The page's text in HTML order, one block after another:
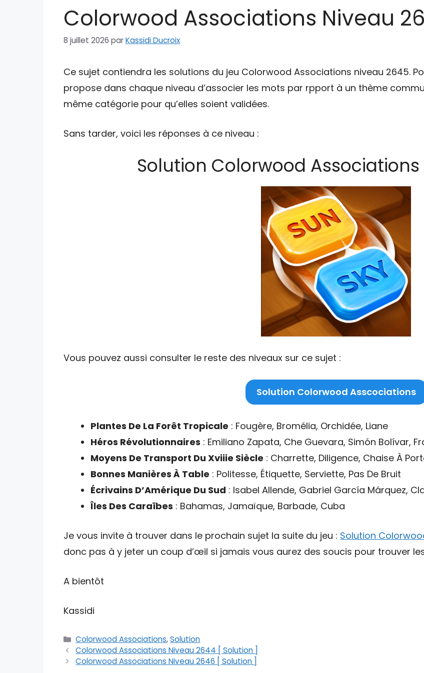
Colorwood Associations Niveau
8 juillet 2026 parKassidi Ducroix
Ce sujet contiendra les solutions du jeu Colorwood Associations niveau 2645.
propose dans chaque niveau d’associer les mots par rpport à un thème
même catégorie pour qu’elles soient validées.
Sans tarder, voici les réponses à ce niveau :
Solution Colorwood
Vous pouvez aussi consulter le reste des niveaux sur ce sujet :
Solution Colorwood Asscociations
Plantes De La Forêt Tropicale : Fougère, Bromélia, Orchidée, Liane
Héros Révolutionnaires : Emiliano Zapata, Che Guevara, Simón Bolívar,
Moyens De Transport Du Xviiie Siècle : Charrette, Diligence, Chaise À
Bonnes Manières À Table : Politesse, Étiquette, Serviette, Pas De Bruit
Écrivains D’Amérique Du Sud : Isabel Allende, Gabriel García Márquez,
Îles Des Caraïbes : Bahamas, Jamaïque, Barbade, Cuba
Je vous invite à trouver dans le prochain sujet la suite du jeu : Solution
donc pas à y jeter un coup d’œil si jamais vous aurez des soucis pour trouver
A bientôt
Kassidi
Catégories
Colorwood Associations,Solution
Colorwood Associations Niveau 2644 [ Solution ]
Colorwood Associations Niveau 2646 [ Solution ]